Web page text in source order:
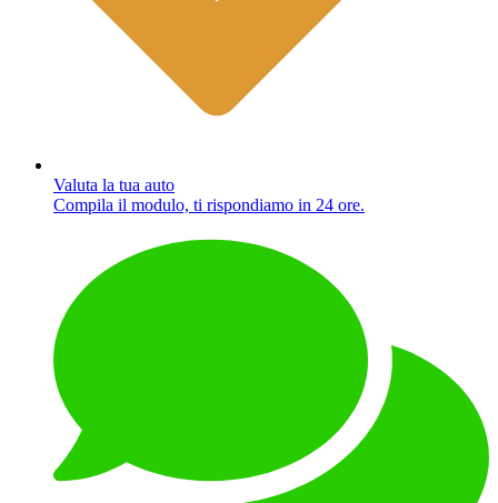
Valuta la tua auto
Compila il modulo, ti rispondiamo in 24 ore.